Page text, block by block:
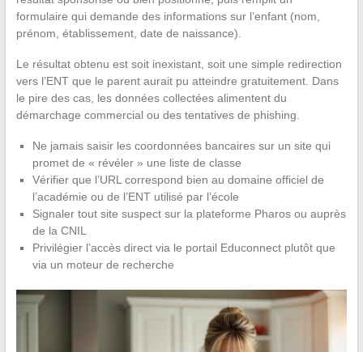
formulaire qui demande des informations sur l’enfant (nom,
prénom, établissement, date de naissance).
Le résultat obtenu est soit inexistant, soit une simple redirection
vers l’ENT que le parent aurait pu atteindre gratuitement. Dans
le pire des cas, les données collectées alimentent du
démarchage commercial ou des tentatives de phishing.
Ne jamais saisir les coordonnées bancaires sur un site qui
promet de « révéler » une liste de classe
Vérifier que l’URL correspond bien au domaine officiel de
l’académie ou de l’ENT utilisé par l’école
Signaler tout site suspect sur la plateforme Pharos ou auprès
de la CNIL
Privilégier l’accès direct via le portail Educonnect plutôt que
via un moteur de recherche